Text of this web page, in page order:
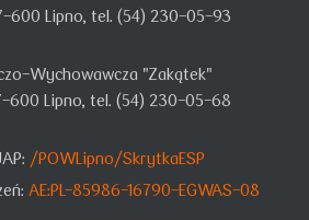
600 Lipno, tel. (54) 230-05-93
Wychowawcza "Zakątek"
600 Lipno, tel. (54) 230-05-68
/POWLipno/SkrytkaESP
AE:PL-85986-16790-EGWAS-08